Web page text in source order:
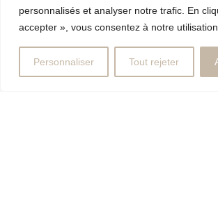
personnalisés et analyser notre trafic. En
accepter », vous consentez à notre
Personnaliser Tout rejeter
univers de la manucure
russe à Paris.
ambiance
permettra
parenthèse